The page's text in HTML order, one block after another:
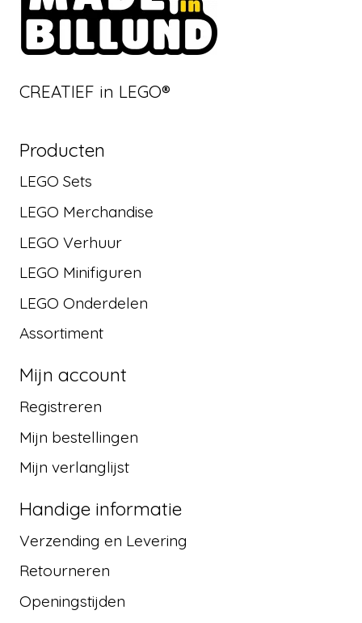
CREATIEF in LEGO®
Producten
LEGO Sets
LEGO Merchandise
LEGO Verhuur
LEGO Minifiguren
LEGO Onderdelen
Assortiment
Mijn account
Registreren
Mijn bestellingen
Mijn verlanglijst
Handige informatie
Verzending en Levering
Retourneren
Openingstijden